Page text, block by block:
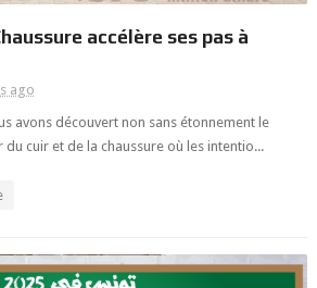
accélère ses pas à
ago
avons découvert non sans étonnement le
cuir et de la chaussure où les intentio...